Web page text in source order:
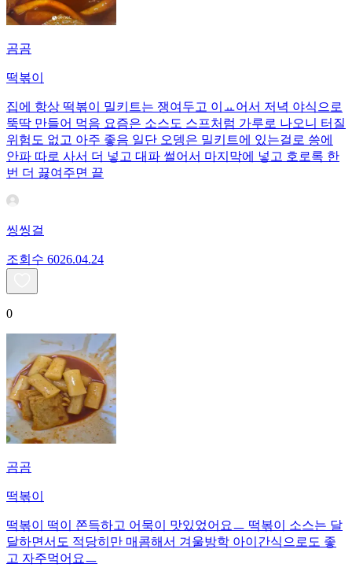
곰곰
떡볶이
집에 항상 떡볶이 밀키트는 쟁여두고 이ㅛ어서 저녁 야식으로
뚝딱 만들어 먹음 요즘은 소스도 스프처럼 가루로 나오니 터질
위험도 없고 아주 좋음 일단 오뎅은 밀키트에 있는걸로 씅에
안파 따로 사서 더 넣고 대파 썰어서 마지막에 넣고 호로록 한
번 더 끓여주면 끝
씽씽걸
조회수 6026.04.24
0
곰곰
떡볶이
떡볶이 떡이 쫀득하고 어묵이 맛있었어요ㅡ 떡볶이 소스는 달
달하면서도 적당히만 매콤해서 겨울방학 아이간식으로도 좋
고 자주먹어요ㅡ